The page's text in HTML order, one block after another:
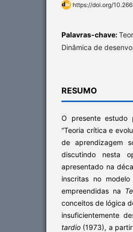
https://doi.org/
Palavras-chave:
Dinâmica de
RESUMO
O presente estudo
“Teoria crítica e
de aprendizagem
discutindo nesta
apresentado na
inscritas no
empreendidas na
conceitos de lógica
insuficientemente
tardio (1973), a